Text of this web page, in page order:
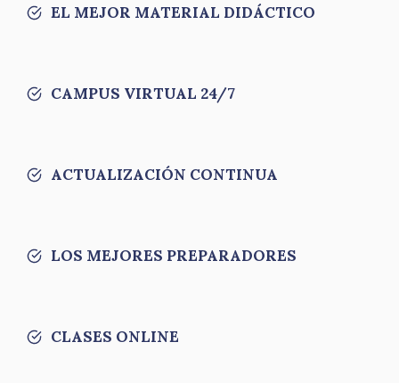
EL MEJOR MATERIAL DIDÁCTICO
CAMPUS VIRTUAL 24/7
ACTUALIZACIÓN CONTINUA
LOS MEJORES PREPARADORES
CLASES ONLINE